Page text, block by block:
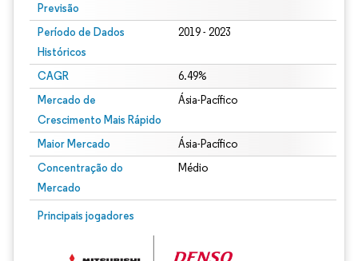
Previsão
Período de Dados
Históricos
2019 - 2023
CAGR 6.49%
Mercado de
Crescimento Mais Rápido
Ásia-Pacífico
Maior Mercado Ásia-Pacífico
Concentração do
Mercado
Médio
Principais jogadores